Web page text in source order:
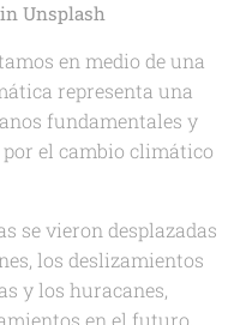
Unsplash
en medio de una
representa una
fundamentales y
el cambio climático
se vieron desplazadas
los deslizamientos
y los huracanes,
en el futuro.